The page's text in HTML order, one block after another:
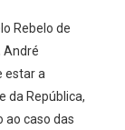
Rebelo de
André
estar a
da República,
ao caso das